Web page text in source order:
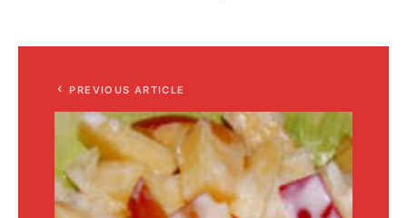
PREVIOUS ARTICLE